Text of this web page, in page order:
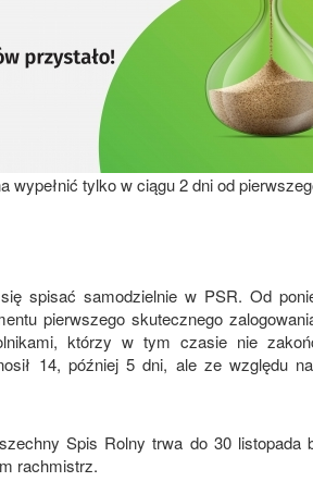
wypełnić tylko w ciągu 2 dni od
spisać samodzielnie w PSR. Od
pierwszego skutecznego
którzy w tym czasie nie
14, później 5 dni, ale ze względu
Spis Rolny trwa do 30 listopada
rachmistrz.